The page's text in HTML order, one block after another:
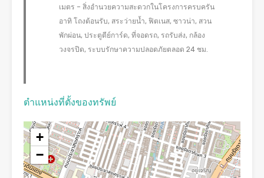
เมตร – สิ่งอำนวยความสะดวกในโครงการครบครัน
อาทิ โถงต้อนรับ, สระว่ายน้ำ, ฟิตเนส, ซาวน่า, สวน
พักผ่อน, ประตูตีย์การ์ด, ที่จอดรถ, รถรับส่ง, กล้อง
วงจรปิด, ระบบรักษาความปลอดภัยตลอด 24 ชม.
ตำแหน่งที่ตั้งของทรัพย์
+
−